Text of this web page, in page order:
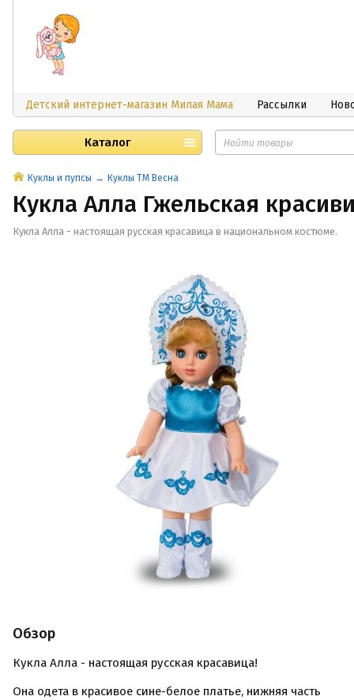
Детский интернет-магазин Милая Мама Рассылки
Каталог
Куклы и пупсы Куклы ТМ Весна
Кукла Алла Гжельская
Кукла Алла - настоящая русская красавица в национальном костюме.
Обзор
Кукла Алла - настоящая русская красавица!
Она одета в красивое сине-белое платье, нижняя часть